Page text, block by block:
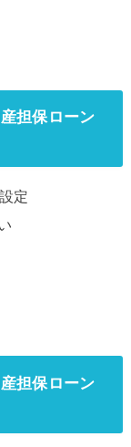
担保ローン
定
担保ローン